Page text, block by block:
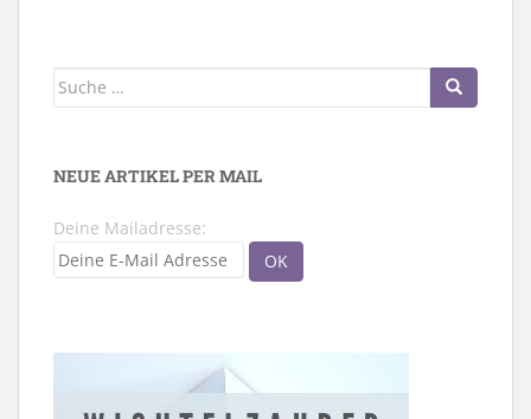
Suche
NEUE ARTIKEL PER MAIL
Deine Mailadresse: